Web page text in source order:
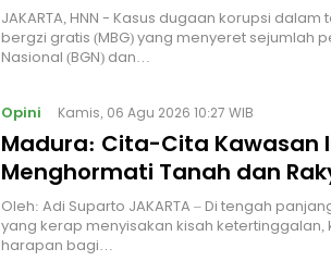
JAKARTA, HNN - Kasus dugaan korupsi
bergzi gratis (MBG) yang menyeret sejumlah
Nasional (BGN) dan…
Opini Kamis, 06 Agu 2026 10:27 WIB
Madura: Cita-Cita Kawasan
Menghormati Tanah dan
Oleh: Adi Suparto JAKARTA – Di tengah
yang kerap menyisakan kisah ketertinggalan,
harapan bagi…